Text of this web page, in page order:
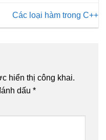
Các loại hàm trong C++
hiển thị công khai.
dấu *